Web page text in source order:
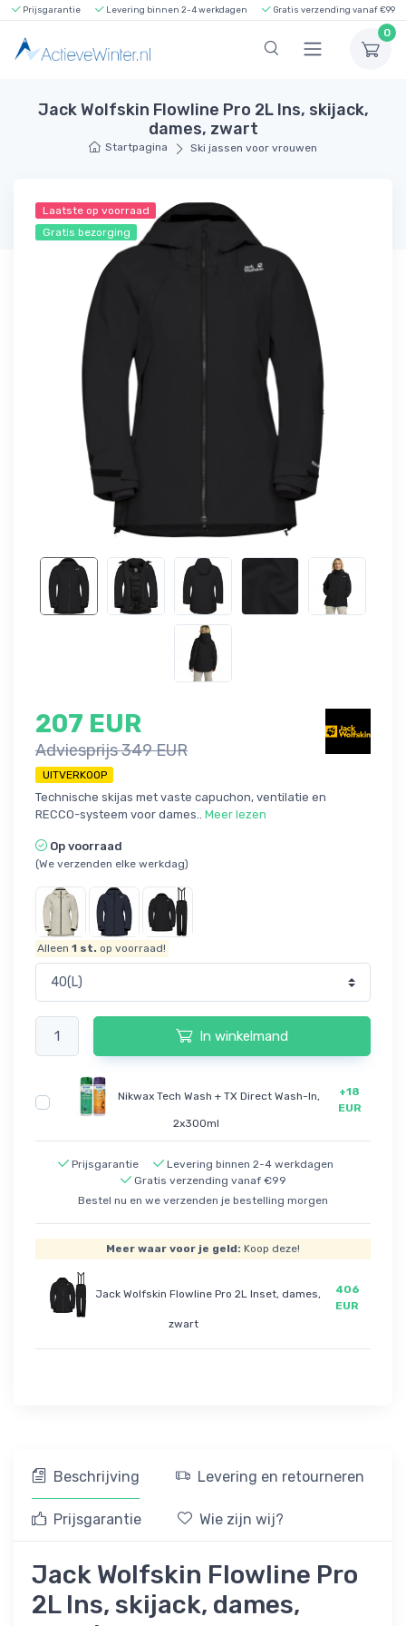
Prijsgarantie Levering binnen 2-4 werkdagen Gratis verzending vanaf €99
0
Jack Wolfskin Flowline Pro 2L Ins, skijack,
dames, zwart
Startpagina Ski jassen voor vrouwen
Laatste op voorraad
Gratis bezorging
207 EUR
Adviesprijs 349 EUR
UITVERKOOP
Technische skijas met vaste capuchon, ventilatie en
RECCO-systeem voor dames.. Meer lezen
Op voorraad
(We verzenden elke werkdag)
Alleen1 st. op voorraad!
In winkelmand
Nikwax Tech Wash + TX Direct Wash-In,
2x300ml
+18
EUR
Prijsgarantie
Levering binnen 2-4 werkdagen
Gratis verzending vanaf €99
Bestel nu en we verzenden je bestelling morgen
Meer waar voor je geld: Koop deze!
Jack Wolfskin Flowline Pro 2L Inset, dames,
zwart
406
EUR
Beschrijving Levering en retourneren
Prijsgarantie Wie zijn wij?
Jack Wolfskin Flowline Pro
2L Ins, skijack, dames,